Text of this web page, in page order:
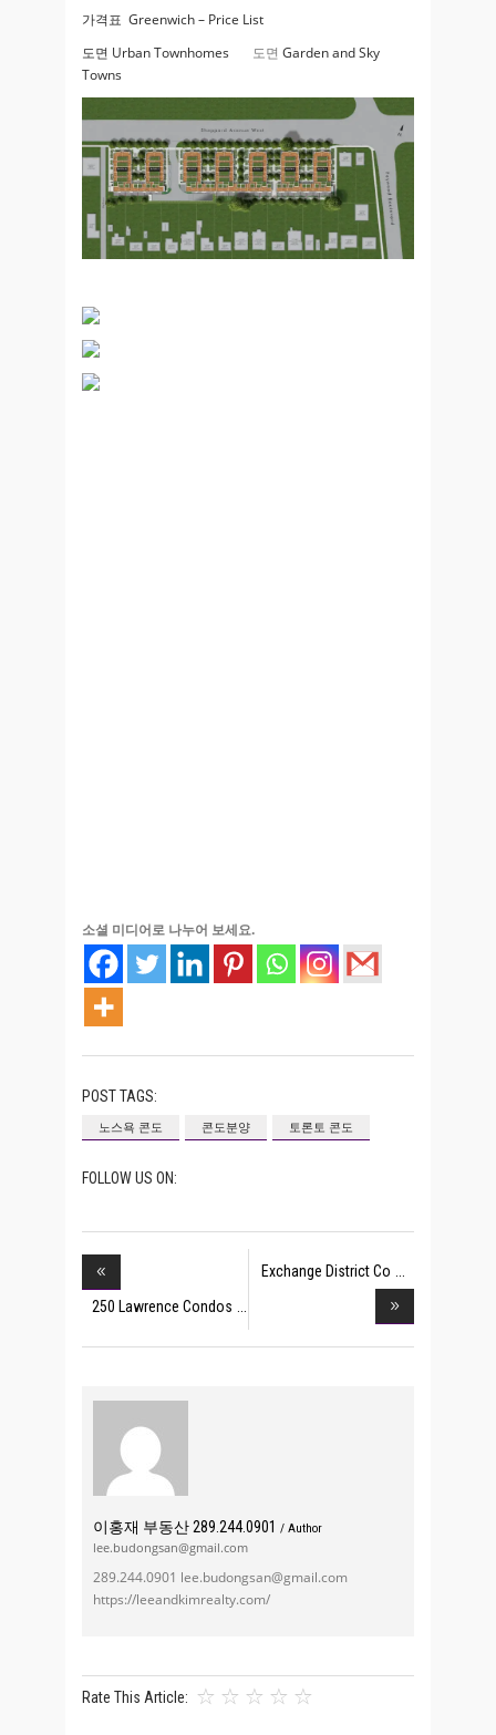
가격표 Greenwich – Price List
도면 Urban Townhomes 도면 Garden and Sky
Towns
소셜 미디어로 나누어 보세요.
POST TAGS:
노스욕 콘도 콘도분양 토론토 콘도
FOLLOW US ON:
250 Lawrence Condos
Exchange District Co
이홍재 부동산 289.244.0901 / Author
lee.budongsan@gmail.com
289.244.0901 lee.budongsan@gmail.com
https://leeandkimrealty.com/
Rate This Article: